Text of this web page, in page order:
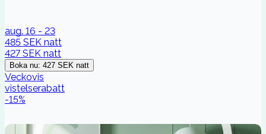
aug. 16 - 23
485 SEK natt
427 SEK natt
Boka nu: 427 SEK natt
Veckovis
vistelserabatt
-15%